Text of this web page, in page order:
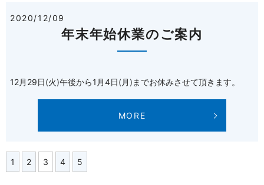
2020/12/09
年末年始休業のご案内
12月29日(火)午後から1月4日(月)までお休みさせて頂きます。
MORE
1 2 3 4 5